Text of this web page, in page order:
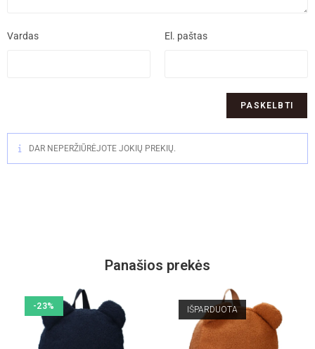
Vardas El. paštas
DAR NEPERŽIŪRĖJOTE JOKIŲ PREKIŲ.
Panašios prekės
-23% IŠPARDUOTA